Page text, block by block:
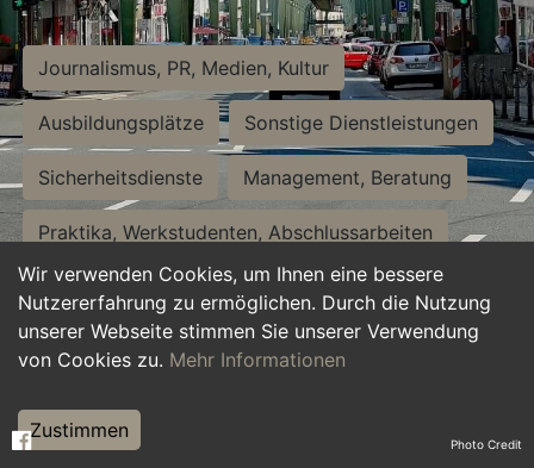
Wir verwenden Cookies, um Ihnen eine bessere
Nutzererfahrung zu ermöglichen. Durch die Nutzung
unserer Webseite stimmen Sie unserer Verwendung
von Cookies zu. Mehr Informationen
Zustimmen
Journalismus, PR, Medien, Kultur
Ausbildungsplätze Sonstige Dienstleistungen
Sicherheitsdienste Management, Beratung
Praktika, Werkstudenten, Abschlussarbeiten
Personalwesen Assistenz, Sekretariat
Hilfskräfte, Aushilfs- und Nebenjobs
Weiterbildung, Studium, duale Ausbildung Photo Credit